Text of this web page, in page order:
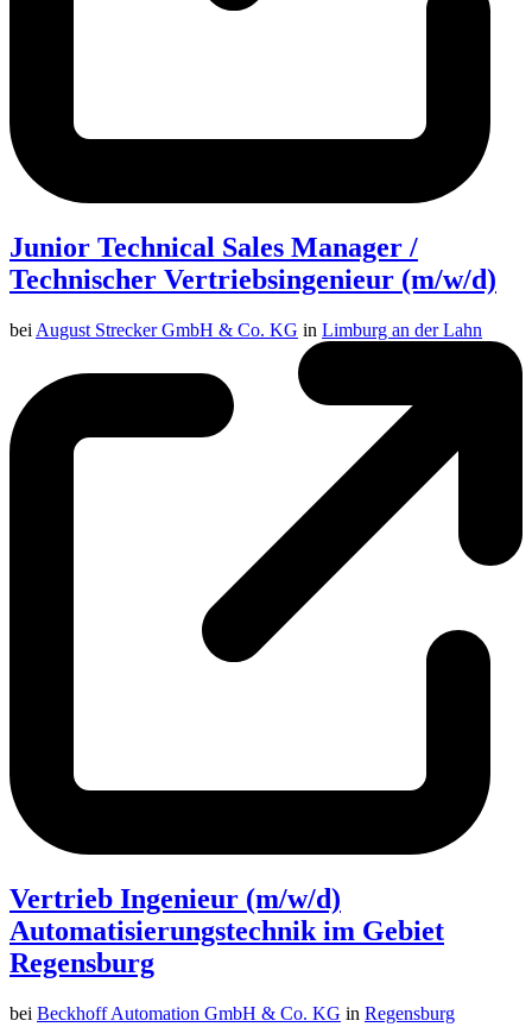
Junior Technical Sales Manager /
Technischer Vertriebsingenieur (m/w/d)
bei August Strecker GmbH & Co. KG in Limburg an der Lahn
Vertrieb Ingenieur (m/w/d)
Automatisierungstechnik im Gebiet
Regensburg
bei Beckhoff Automation GmbH & Co. KG in Regensburg